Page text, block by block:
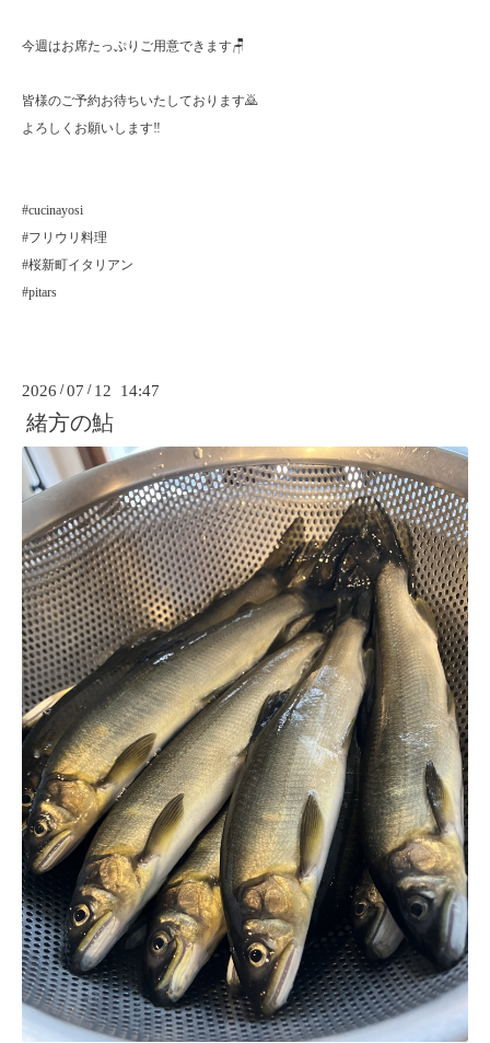
今週はお席たっぷりご用意できます🪑
皆様のご予約お待ちいたしております🙇
よろしくお願いします‼️
#cucinayosi
#フリウリ料理
#桜新町イタリアン
#pitars
2026 /07 / 12 14:47
緒方の鮎